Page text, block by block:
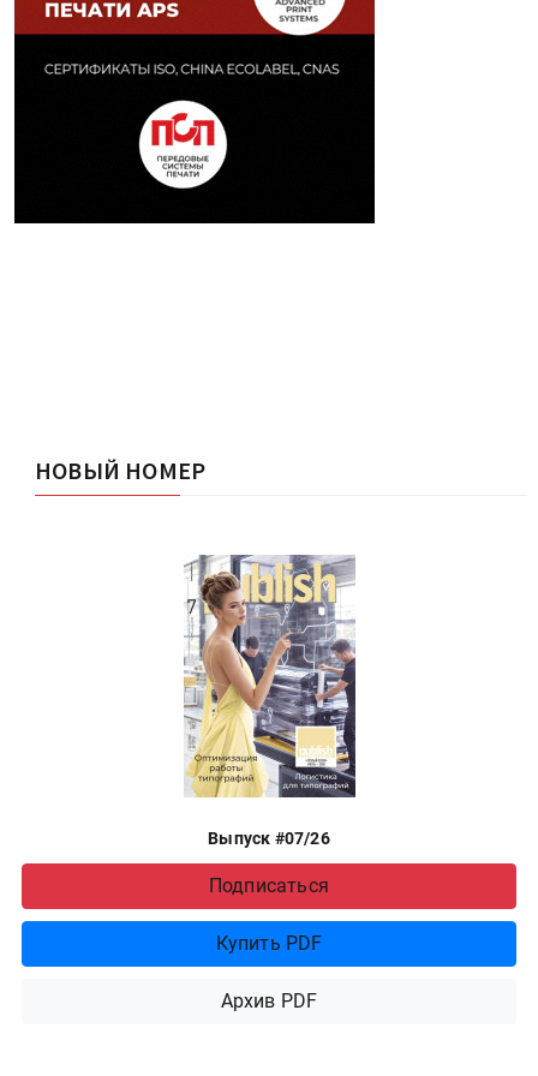
НОВЫЙ НОМЕР
Выпуск #07/26
Подписаться
Купить PDF
Архив PDF